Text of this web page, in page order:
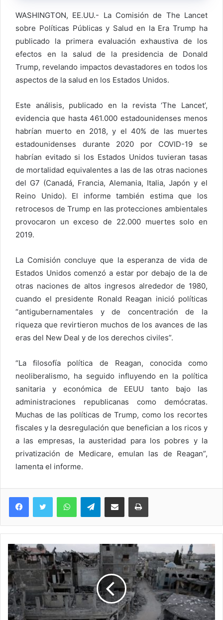
WASHINGTON, EE.UU.- La Comisión de The Lancet
sobre Políticas Públicas y Salud en la Era Trump ha
publicado la primera evaluación exhaustiva de los
efectos en la salud de la presidencia de Donald
Trump, revelando impactos devastadores en todos los
aspectos de la salud en los Estados Unidos.
Este análisis, publicado en la revista ‘The Lancet’,
evidencia que hasta 461.000 estadounidenses menos
habrían muerto en 2018, y el 40% de las muertes
estadounidenses durante 2020 por COVID-19 se
habrían evitado si los Estados Unidos tuvieran tasas
de mortalidad equivalentes a las de las otras naciones
del G7 (Canadá, Francia, Alemania, Italia, Japón y el
Reino Unido). El informe también estima que los
retrocesos de Trump en las protecciones ambientales
provocaron un exceso de 22.000 muertes solo en
2019.
La Comisión concluye que la esperanza de vida de
Estados Unidos comenzó a estar por debajo de la de
otras naciones de altos ingresos alrededor de 1980,
cuando el presidente Ronald Reagan inició políticas
“antigubernamentales y de concentración de la
riqueza que revirtieron muchos de los avances de las
eras del New Deal y de los derechos civiles”.
“La filosofía política de Reagan, conocida como
neoliberalismo, ha seguido influyendo en la política
sanitaria y económica de EEUU tanto bajo las
administraciones republicanas como demócratas.
Muchas de las políticas de Trump, como los recortes
fiscales y la desregulación que benefician a los ricos y
a las empresas, la austeridad para los pobres y la
privatización de Medicare, emulan las de Reagan”,
lamenta el informe.
WhatsAppTelegramCompartir via Email Imprimi